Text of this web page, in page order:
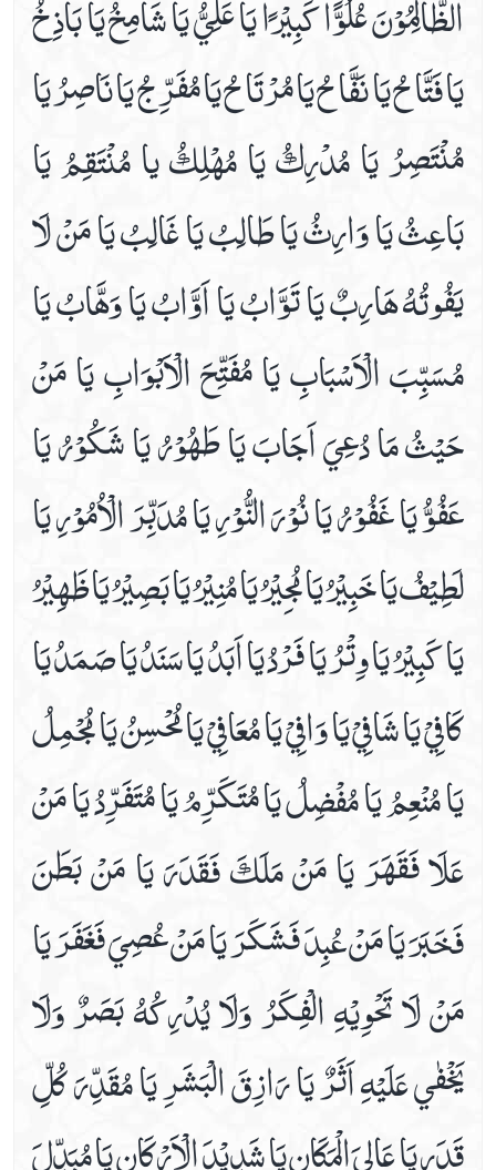
يَا فَتَّاحُ يَا نَفَّاحُ يَا مُرْتَاحُ يَا مُفَرِّجُ يَا نَاصِرُ يَا
مُنْتَصِرُ يَا مُدْرِكُ يَا مُهْلِكُ يا مُنْتَقِمُ يَا
بَاعِثُ يَا وَارِثُ يَا طَالِبُ يَا غَالِبُ يَا مَنْ لَا
يَفُوتُهُ هَارِبٌ يَا تَوَّابُ يَا اَوَّابُ يَا وَهَّابُ يَا
مُسَبِّبَ الْاَسْبَابِ يَا مُفَتِّحَ الْاَبْوَابِ يَا مَنْ
حَيْثُ مَا دُعِيَ اَجَابَ يَا طَهُوْرُ يَا شَكُوْرُ يَا
عَفُوُّ يَا غَفُوْرُ يَا نُوْرَ النُّوْرِ يَا مُدَبِّرَ الْاُمُوْرِ يَا
لَطِيْفُ يَا خَبِيْرُ يَا مُجِيْرُ يَا مُنِيْرُ يَا بَصِيْرُ يَا ظَهِيْرُ
يَا كَبِيْرُ يَا وِتْرُ يَا فَرْدُ يَا اَبَدُ يَا سَنَدُ يَا صَمَدُ يَا
كَافِيْ يَا شَافِيْ يَا وَافِيْ يَا مُعَافِيْ يَا مُحْسِنُ يَا مُجْمِلُ
يَا مُنْعِمُ يَا مُفْضِلُ يَا مُتَكَرِّمُ يَا مُتَفَرِّدُ يَا مَنْ
عَلَا فَقَهَرَ يَا مَنْ مَلَكَ فَقَدَرَ يَا مَنْ بَطَنَ
فَخَبَرَ يَا مَنْ عُبِدَ فَشَكَرَ يَا مَنْ عُصِيَ فَغَفَرَ يَا
مَنْ لَا تَحْوِيْهِ الْفِكَرُ وَلَا يُدْرِكُهُ بَصَرٌ وَلَا
يَخْفٰي عَلَيْهِ اَثَرٌ يَا رَازِقَ الْبَشَرِ يَا مُقَدِّرَ كُلِّ
قَدَرٍ يَا عَالِيَ الْمَكَانِ يَا شَدِيْدَ الْاَرْكَانِ يَا مُبَدِّلَ